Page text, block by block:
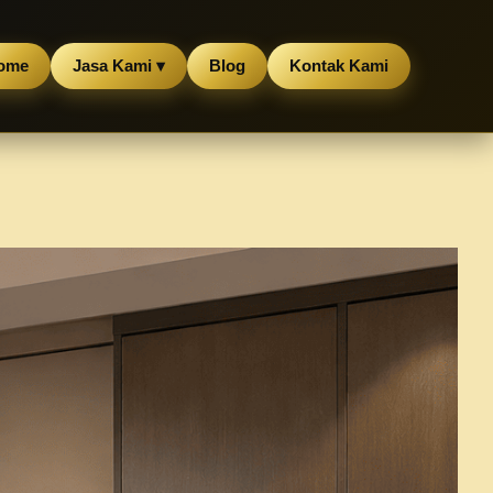
Jasa Kami ▾ Blog Kontak Kami